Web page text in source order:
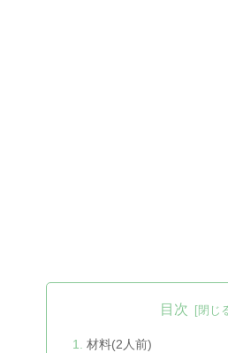
目次
材料(2人前)